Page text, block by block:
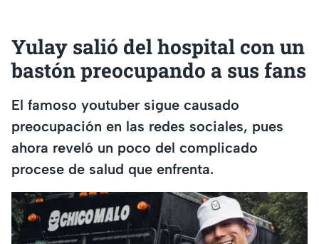
Yulay salió del hospital con un
bastón preocupando a sus fans
El famoso youtuber sigue causado
preocupación en las redes sociales, pues
ahora reveló un poco del complicado
procese de salud que enfrenta.